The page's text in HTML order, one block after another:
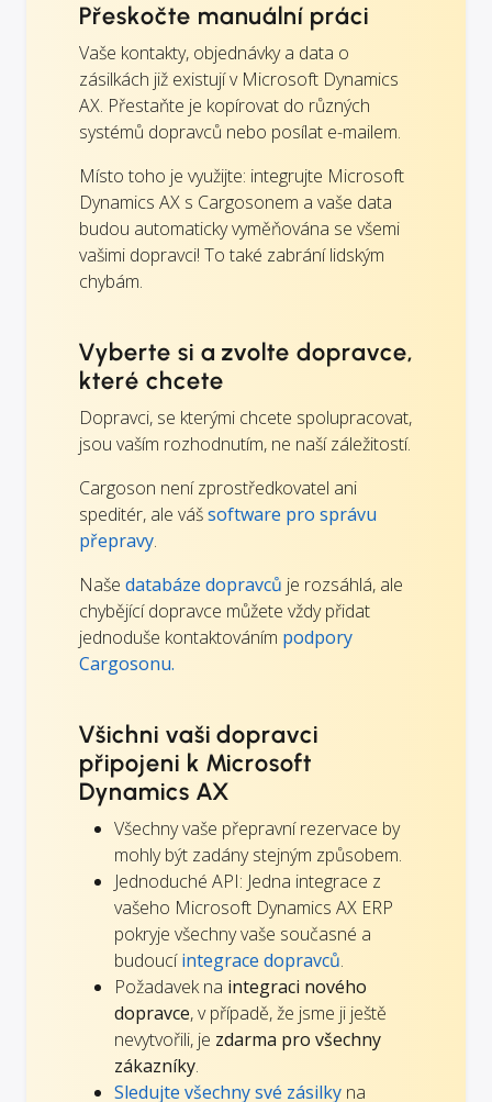
Přeskočte manuální práci
Vaše kontakty, objednávky a data o
zásilkách již existují v Microsoft Dynamics
AX. Přestaňte je kopírovat do různých
systémů dopravců nebo posílat e-mailem.
Místo toho je využijte: integrujte Microsoft
Dynamics AX s Cargosonem a vaše data
budou automaticky vyměňována se všemi
vašimi dopravci! To také zabrání lidským
chybám.
Vyberte si a zvolte dopravce,
které chcete
Dopravci, se kterými chcete spolupracovat,
jsou vaším rozhodnutím, ne naší záležitostí.
Cargoson není zprostředkovatel ani
speditér, ale vášsoftware pro správu
přepravy.
Naše databáze dopravců je rozsáhlá, ale
chybějící dopravce můžete vždy přidat
jednoduše kontaktováním podpory
Cargosonu.
Všichni vaši dopravci
připojeni k Microsoft
Dynamics AX
Všechny vaše přepravní rezervace by
mohly být zadány stejným způsobem.
Jednoduché API: Jedna integrace z
vašeho Microsoft Dynamics AX ERP
pokryje všechny vaše současné a
budoucíintegrace dopravců.
Požadavek na integraci nového
dopravce, v případě, že jsme ji ještě
nevytvořili, je zdarma pro všechny
zákazníky.
Sledujte všechny své zásilky na